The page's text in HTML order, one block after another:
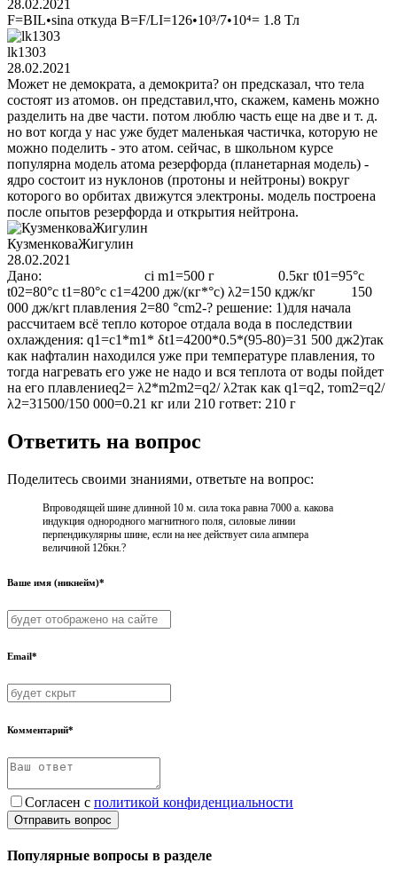
28.02.2021
F=BIL•sina откуда B=F/LI=126•10³/7•10⁴= 1.8 Тл
lk1303
28.02.2021
Может не демократа, а демокрита? он предсказал, что тела
состоят из атомов. он представил,что, скажем, камень можно
разделить на две части. потом люблю часть еще на две и т. д.
но вот когда у нас уже будет маленькая частичка, которую не
можно поделить - это атом. сейчас, в школьном курсе
популярна модель атома резерфорда (планетарная модель) -
ядро состоит из нуклонов (протоны и нейтроны) вокруг
которого во орбитах движутся электроны. модель построена
после опытов резерфорда и открытия нейтрона.
КузменковаЖигулин
28.02.2021
Дано: ci m1=500 г 0.5кг t01=95°c
t02=80°c t1=80°c c1=4200 дж/(кг*°c) λ2=150 кдж/кг 150
000 дж/кгt плавления 2=80 °cm2-? решение: 1)для начала
рассчитаем всё тепло которое отдала вода в последствии
охлаждения: q1=c1*m1* δt1=4200*0.5*(95-80)=31 500 дж2)так
как нафталин находился уже при температуре плавления, то
тогда нагревать его уже не надо и вся теплота от воды пойдет
на его плавлениеq2= λ2*m2m2=q2/ λ2так как q1=q2, тоm2=q2/
λ2=31500/150 000=0.21 кг или 210 гответ: 210 г
Ответить на вопрос
Поделитесь своими знаниями, ответьте на вопрос:
Впроводящей шине длинной 10 м. сила тока равна 7000 а. какова
индукция однородного магнитного поля, силовые линии
перпендикулярны шине, если на нее действует сила апмпера
величиной 126кн.?
Ваше имя (никнейм)*
Email*
Комментарий*
Согласен с политикой конфиденциальности
Отправить вопрос
Популярные вопросы в разделе